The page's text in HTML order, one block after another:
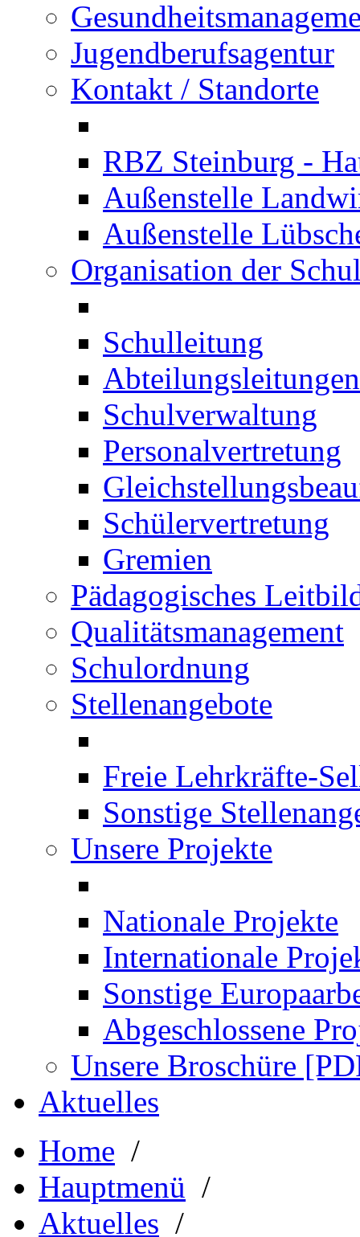
Jugendberufsagentur
Kontakt / Standorte
RBZ Steinburg -
Außenstelle
Außenstelle
Organisation der
Schulleitung
Abteilungsleitungen
Schulverwaltung
Personalvertretung
Schülervertretung
Gremien
Pädagogisches
Qualitätsmanagement
Schulordnung
Stellenangebote
Freie Lehrkräfte-
Sonstige
Unsere Projekte
Nationale Projekte
Internationale
Sonstige
Abgeschlossene
Unsere Broschüre
Aktuelles
Home /
Hauptmenü /
Aktuelles /